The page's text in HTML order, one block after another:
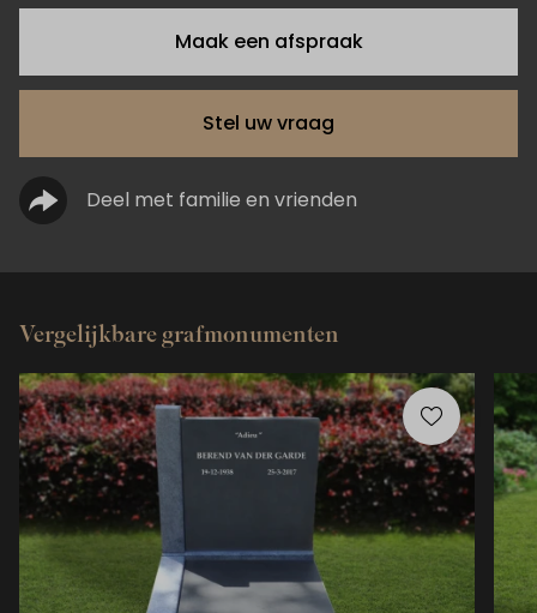
Maak een afspraak
Stel uw vraag
Deel met familie en vrienden
Vergelijkbare grafmonumenten